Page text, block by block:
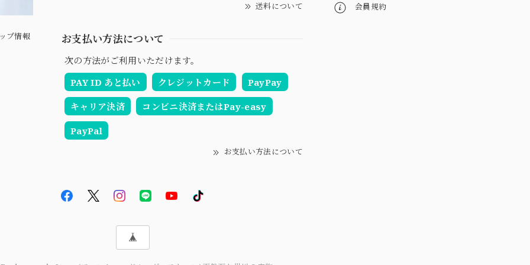
プ情報
送料について
お支払い方法について
次の方法がご利用いただけます。
PAY ID あと払い
クレジットカード PayPay
キャリア決済 コンビニ決済またはPay-easy
PayPal
お支払い方法について
会員規約